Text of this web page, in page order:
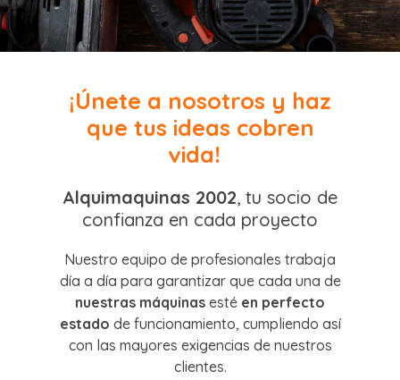
¡Únete a nosotros y haz
que tus ideas cobren
vida!
Alquimaquinas 2002, tu socio de
confianza en cada proyecto
Nuestro equipo de profesionales trabaja
día a día para garantizar que cada una de
nuestras máquinas esté en perfecto
estado de funcionamiento, cumpliendo así
con las mayores exigencias de nuestros
clientes.